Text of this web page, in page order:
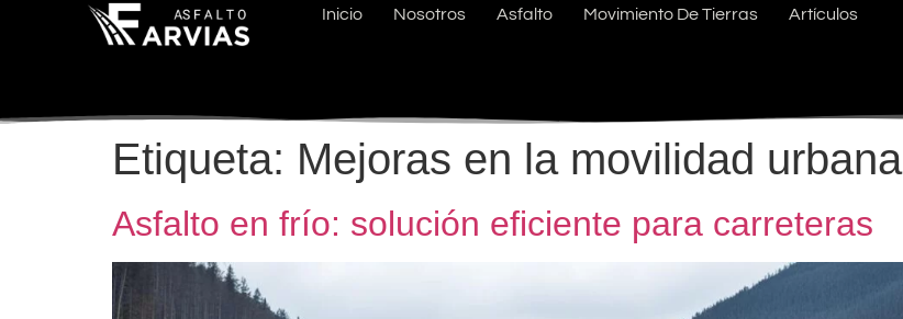
Inicio Nosotros Asfalto Movimiento De Tierras Artículos
Etiqueta: Mejoras en la movilidad urbana
Asfalto en frío: solución eficiente para carreteras